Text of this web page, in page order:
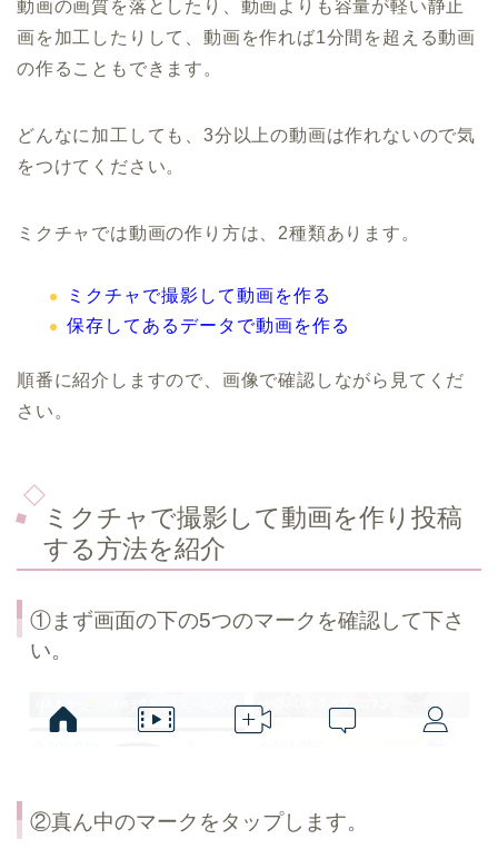
動画の画質を落としたり、動画よりも容量が軽い静止
画を加工したりして、動画を作れば1分間を超える動画
の作ることもできます。
どんなに加工しても、3分以上の動画は作れないので気
をつけてください。
ミクチャでは動画の作り方は、2種類あります。
ミクチャで撮影して動画を作る
保存してあるデータで動画を作る
順番に紹介しますので、画像で確認しながら見てくだ
さい。
ミクチャで撮影して動画を作り投稿
する方法を紹介
①まず画面の下の5つのマークを確認して下さ
い。
②真ん中のマークをタップします。